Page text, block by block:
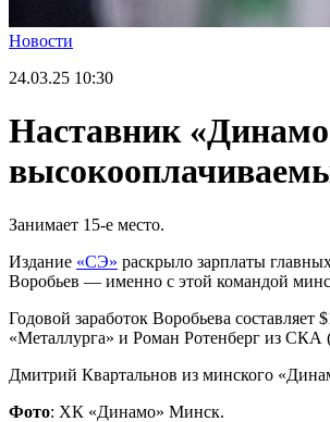
Новости
24.03.25 10:30
Наставник
Занимает 15-е место.
Издание «СЭ» раскрыло зарплаты
Воробьев — именно с этой командой
Годовой заработок Воробьева
«Металлурга» и Роман Ротенберг из СКА
Дмитрий Квартальнов из минского
Фото: ХК «Динамо» Минск.